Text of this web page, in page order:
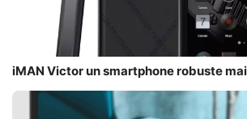
iMAN Victor un smartphone robuste